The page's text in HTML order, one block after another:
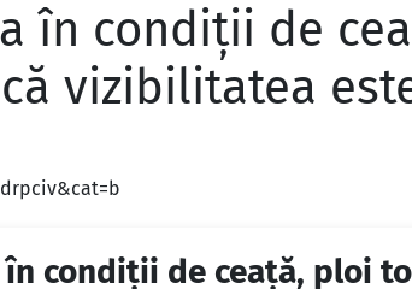
în condiţii de
vizibilitatea
în condiţii de ceaţă, ploi